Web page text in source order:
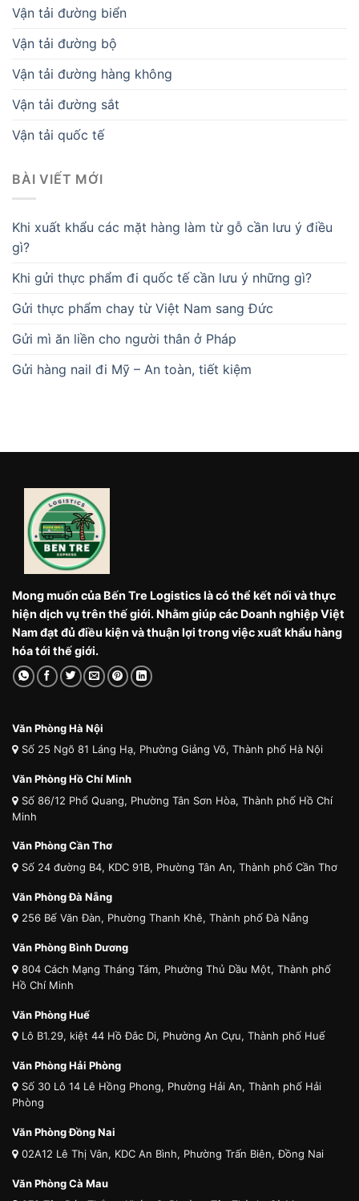
Vận tải đường biển
Vận tải đường bộ
Vận tải đường hàng không
Vận tải đường sắt
Vận tải quốc tế
BÀI VIẾT MỚI
Khi xuất khẩu các mặt hàng làm từ gỗ cần lưu ý điều
gì?
Khi gửi thực phẩm đi quốc tế cần lưu ý những gì?
Gửi thực phẩm chay từ Việt Nam sang Đức
Gửi mì ăn liền cho người thân ở Pháp
Gửi hàng nail đi Mỹ – An toàn, tiết kiệm
Mong muốn của Bến Tre Logistics là có thể kết nối và thực
hiện dịch vụ trên thế giới. Nhằm giúp các Doanh nghiệp Việt
Nam đạt đủ điều kiện và thuận lợi trong việc xuất khẩu hàng
hóa tới thế giới.
Văn Phòng Hà Nội
Số 25 Ngõ 81 Láng Hạ, Phường Giảng Võ, Thành phố Hà Nội
Văn Phòng Hồ Chí Minh
Số 86/12 Phổ Quang, Phường Tân Sơn Hòa, Thành phố Hồ Chí
Minh
Văn Phòng Cần Thơ
Số 24 đường B4, KDC 91B, Phường Tân An, Thành phố Cần Thơ
Văn Phòng Đà Nẵng
256 Bế Văn Đàn, Phường Thanh Khê, Thành phố Đà Nẵng
Văn Phòng Bình Dương
804 Cách Mạng Tháng Tám, Phường Thủ Dầu Một, Thành phố
Hồ Chí Minh
Văn Phòng Huế
Lô B1.29, kiệt 44 Hồ Đắc Di, Phường An Cựu, Thành phố Huế
Văn Phòng Hải Phòng
Số 30 Lô 14 Lê Hồng Phong, Phường Hải An, Thành phố Hải
Phòng
Văn Phòng Đồng Nai
02A12 Lê Thị Vân, KDC An Bình, Phường Trấn Biên, Đồng Nai
Văn Phòng Cà Mau